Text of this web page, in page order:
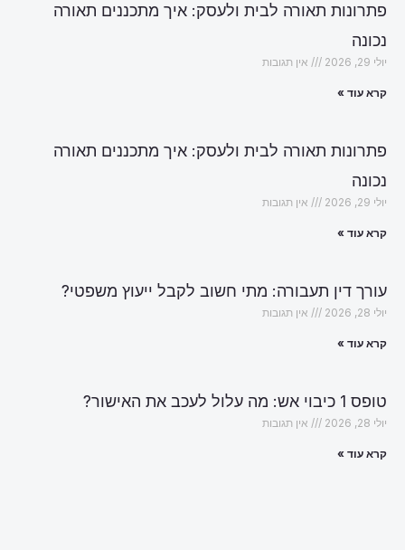
פתרונות תאורה לבית ולעסק: איך מתכננים תאורה
נכונה
יולי 29, 2026 אין תגובות
קרא עוד »
פתרונות תאורה לבית ולעסק: איך מתכננים תאורה
נכונה
יולי 29, 2026 אין תגובות
קרא עוד »
עורך דין תעבורה: מתי חשוב לקבל ייעוץ משפטי?
יולי 28, 2026 אין תגובות
קרא עוד »
טופס 1 כיבוי אש: מה עלול לעכב את האישור?
יולי 28, 2026 אין תגובות
קרא עוד »